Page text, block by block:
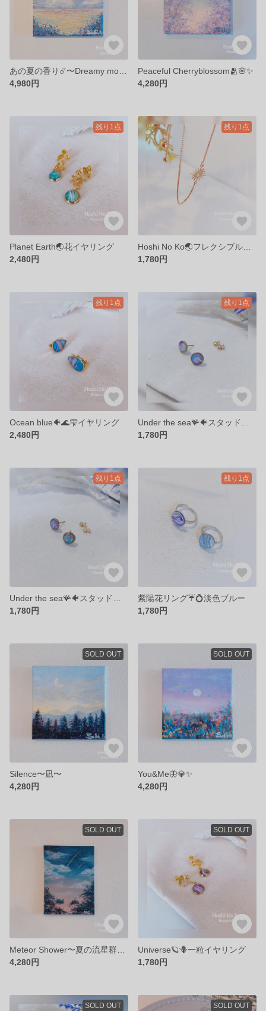
4,980円
Peaceful Cherryblossom🫂🌸✨
4,280円
残り1点
Planet Earth🌏花イヤリング
2,480円
残り1点
1,780円
残り1点
Ocean blue🐠🌊雫イヤリング
2,480円
残り1点
1,780円
残り1点
1,780円
残り1点
紫陽花リング☔️💍淡色ブルー
1,780円
SOLD OUT
Silence〜凪〜
4,280円
SOLD OUT
You&Me🦋💎✨
4,280円
SOLD OUT
4,280円
SOLD OUT
Universe🪐🪻一粒イヤリング
1,780円
SOLD OUT SOLD OUT